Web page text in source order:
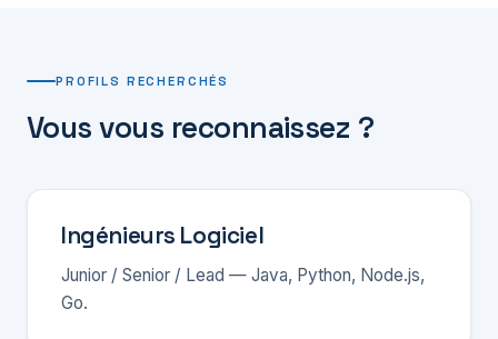
PROFILS RECHERCHÉS
Vous vous reconnaissez ?
Ingénieurs Logiciel
Junior / Senior / Lead — Java, Python, Node.js,
Go.